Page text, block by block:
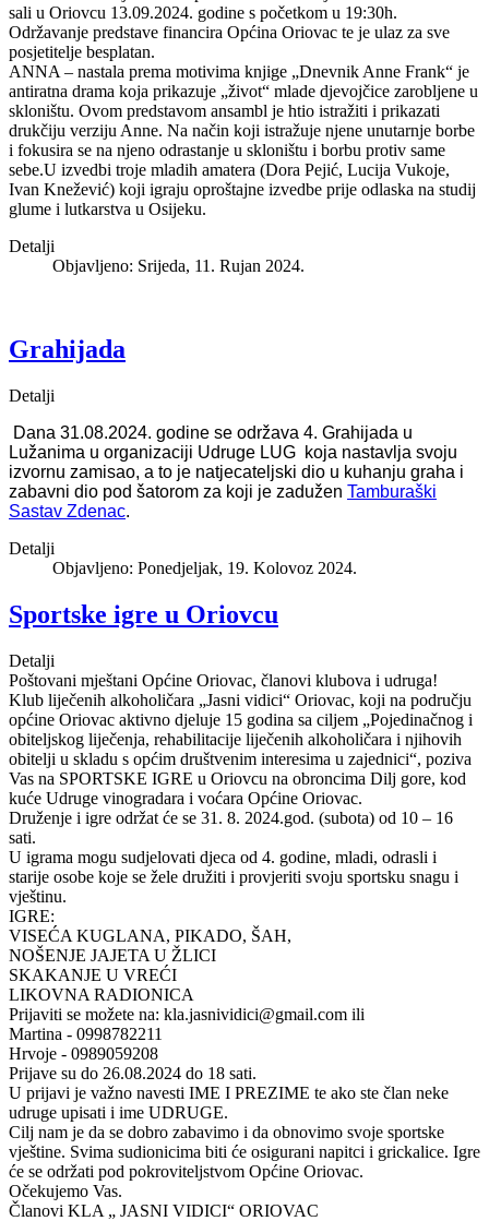
sali u Oriovcu 13.09.2024. godine s početkom u 19:30h.
Održavanje predstave financira Općina Oriovac te je ulaz za sve
posjetitelje besplatan.
ANNA – nastala prema motivima knjige „Dnevnik Anne Frank“ je
antiratna drama koja prikazuje „život“ mlade djevojčice zarobljene u
skloništu. Ovom predstavom ansambl je htio istražiti i prikazati
drukčiju verziju Anne. Na način koji istražuje njene unutarnje borbe
i fokusira se na njeno odrastanje u skloništu i borbu protiv same
sebe.U izvedbi troje mladih amatera (Dora Pejić, Lucija Vukoje,
Ivan Knežević) koji igraju oproštajne izvedbe prije odlaska na studij
glume i lutkarstva u Osijeku.
Detalji
Objavljeno: Srijeda, 11. Rujan 2024.
Grahijada
Detalji
Dana 31.08.2024. godine se održava 4. Grahijada u
Lužanima u organizaciji Udruge LUG koja nastavlja svoju
izvornu zamisao, a to je natjecateljski dio u kuhanju graha i
zabavni dio pod šatorom za koji je zadužen Tamburaški
Sastav Zdenac.
Detalji
Objavljeno: Ponedjeljak, 19. Kolovoz 2024.
Sportske igre u Oriovcu
Detalji
Poštovani mještani Općine Oriovac, članovi klubova i udruga!
Klub liječenih alkoholičara „Jasni vidici“ Oriovac, koji na području
općine Oriovac aktivno djeluje 15 godina sa ciljem „Pojedinačnog i
obiteljskog liječenja, rehabilitacije liječenih alkoholičara i njihovih
obitelji u skladu s općim društvenim interesima u zajednici“, poziva
Vas na SPORTSKE IGRE u Oriovcu na obroncima Dilj gore, kod
kuće Udruge vinogradara i voćara Općine Oriovac.
Druženje i igre održat će se 31. 8. 2024.god. (subota) od 10 – 16
sati.
U igrama mogu sudjelovati djeca od 4. godine, mladi, odrasli i
starije osobe koje se žele družiti i provjeriti svoju sportsku snagu i
vještinu.
IGRE:
VISEĆA KUGLANA, PIKADO, ŠAH,
NOŠENJE JAJETA U ŽLICI
SKAKANJE U VREĆI
LIKOVNA RADIONICA
Prijaviti se možete na: kla.jasnividici@gmail.com ili
Martina - 0998782211
Hrvoje - 0989059208
Prijave su do 26.08.2024 do 18 sati.
U prijavi je važno navesti IME I PREZIME te ako ste član neke
udruge upisati i ime UDRUGE.
Cilj nam je da se dobro zabavimo i da obnovimo svoje sportske
vještine. Svima sudionicima biti će osigurani napitci i grickalice. Igre
će se održati pod pokroviteljstvom Općine Oriovac.
Očekujemo Vas.
Članovi KLA „ JASNI VIDICI“ ORIOVAC